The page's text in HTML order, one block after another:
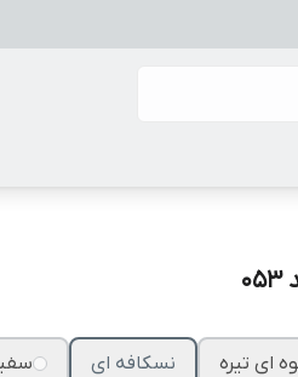
ای تیره نسکافه ای